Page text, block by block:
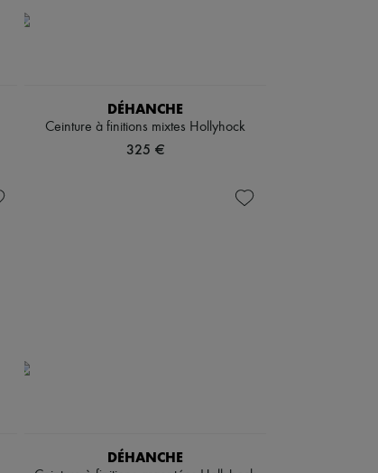
DÉHANCHE
Ceinture à finitions mixtes Hollyhock
325 €
DÉHANCHE